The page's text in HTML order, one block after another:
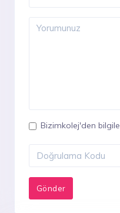
Bizimkolej'den